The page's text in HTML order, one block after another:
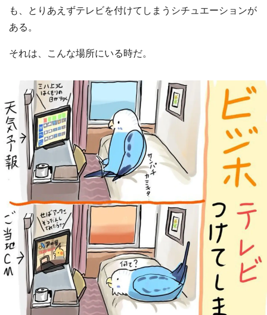
も、とりあえずテレビを付けてしまうシチュエーションが
ある。
それは、こんな場所にいる時だ。